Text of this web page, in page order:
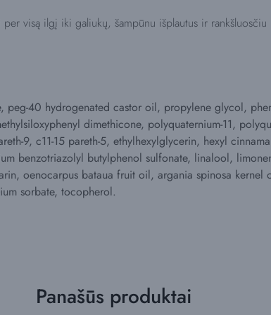
visą ilgį iki galiukų, šampūnu išplautus ir rankšluosčiu
peg-40 hydrogenated castor oil, propylene glycol,
dimethicone, polyquaternium-11,
9, c11-15 pareth-5, ethylhexylglycerin, hexyl
benzotriazolyl butylphenol sulfonate, linalool,
oenocarpus bataua fruit oil, argania spinosa kernel
sorbate, tocopherol.
Panašūs produktai